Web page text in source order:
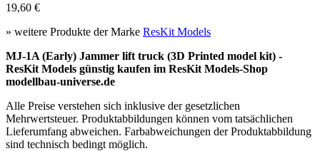
19,60 €
» weitere Produkte der Marke ResKit Models
MJ-1A (Early) Jammer lift truck (3D Printed model kit) -
ResKit Models günstig kaufen im ResKit Models-Shop
modellbau-universe.de
Alle Preise verstehen sich inklusive der gesetzlichen
Mehrwertsteuer. Produktabbildungen können vom tatsächlichen
Lieferumfang abweichen. Farbabweichungen der Produktabbildung
sind technisch bedingt möglich.